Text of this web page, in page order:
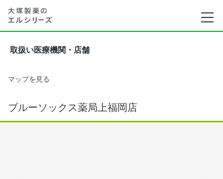
取扱い医療機関・店舗
マップを見る
ブルーソックス薬局上福岡店